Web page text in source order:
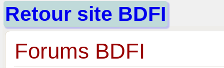
Retour site BDFI
Forums BDFI